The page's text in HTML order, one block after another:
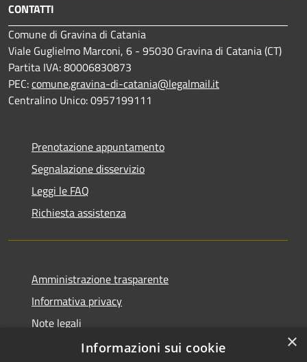
CONTATTI
Comune di Gravina di Catania
Viale Guglielmo Marconi, 6 - 95030 Gravina di Catania (CT)
Partita IVA: 80006830873
PEC:comune.gravina-di-catania@legalmail.it
Centralino Unico: 0957199111
Prenotazione appuntamento
Segnalazione disservizio
Leggi le FAQ
Richiesta assistenza
Amministrazione trasparente
Informativa privacy
Note legali
Dichiarazione di accessibilità
×
Informazioni sui cookie